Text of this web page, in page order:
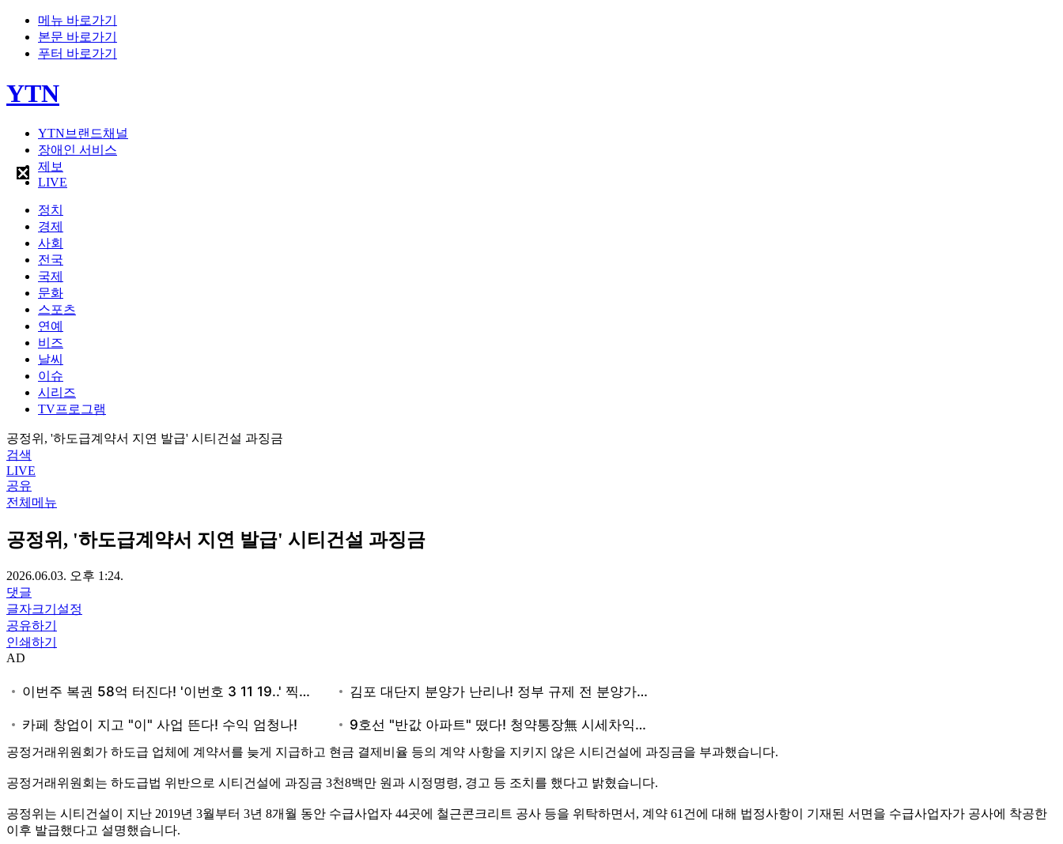
메뉴 바로가기
본문 바로가기
푸터 바로가기
YTN
YTN브랜드채널
장애인 서비스
제보
LIVE
정치
경제
사회
전국
국제
문화
스포츠
연예
비즈
날씨
이슈
시리즈
TV프로그램
공정위, '하도급계약서 지연 발급' 시티건설 과징금
검색
LIVE
공유
전체메뉴
공정위, '하도급계약서 지연 발급' 시티건설 과징금
2026.06.03. 오후 1:24.
댓글
글자크기설정
공유하기
인쇄하기
AD
공정거래위원회가 하도급 업체에 계약서를 늦게 지급하고 현금 결제비율 등의 계약 사항을 지키지 않은 시티건설에 과징금을 부과했습니다.
공정거래위원회는 하도급법 위반으로 시티건설에 과징금 3천8백만 원과 시정명령, 경고 등 조치를 했다고 밝혔습니다.
공정위는 시티건설이 지난 2019년 3월부터 3년 8개월 동안 수급사업자 44곳에 철근콘크리트 공사 등을 위탁하면서, 계약 61건에 대해 법정사항이 기재된 서면을 수급사업자가 공사에 착공한
이후 발급했다고 설명했습니다.